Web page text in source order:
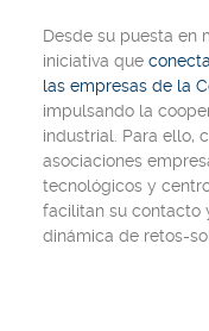
Desde su puesta en
iniciativa que
las empresas de la
impulsando la
industrial. Para ello,
asociaciones
tecnológicos y
facilitan su contacto
dinámica de retos-